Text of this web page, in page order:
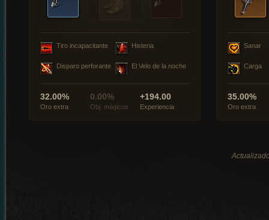
Tiro incapacitante Histeria
Disparo perforante El Velo de la noche
32.00%
Oro extra
0.00%
Obj. mágicos
+194.00
Experiencia
Sanar
Carga
35.00%
Oro extra